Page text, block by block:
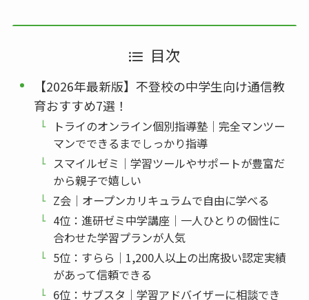
目次
【2026年最新版】不登校の中学生向け通信教
育おすすめ7選！
トライのオンライン個別指導塾｜完全マンツー
マンでできるまでしっかり指導
スマイルゼミ｜学習ツールやサポートが豊富だ
から親子で嬉しい
Z会｜オープンカリキュラムで自由に学べる
4位：進研ゼミ中学講座｜一人ひとりの個性に
合わせた学習プランが人気
5位：すらら｜1,200人以上の出席扱い認定実績
があって信頼できる
6位：サブスタ｜学習アドバイザーに相談でき